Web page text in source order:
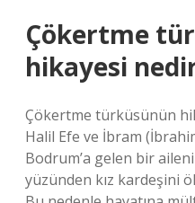
Çökertme
hikayesi
Çökertme türküsünün
Halil Efe ve İbram
Bodrum’a gelen bir
yüzünden kız kardeşini